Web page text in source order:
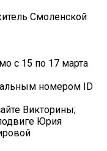
Смоленской
с 15 по 17 марта
номером ID
Викторины;
Юрия